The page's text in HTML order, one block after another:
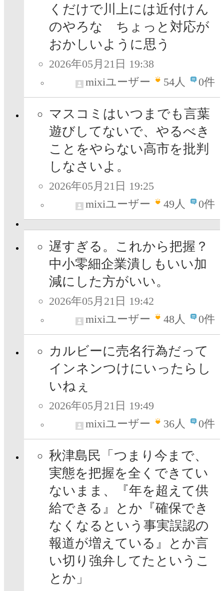
くだけで川上には近付けん
のやろな ちょっと対応が
おかしいように思う
2026年05月21日 19:38
mixiユーザー
54人 0件
マスコミはいつまでも言葉
遊びしてないで、やるべき
ことをやらない高市を批判
しなさいよ。
2026年05月21日 19:25
mixiユーザー
49人 0件
遅すぎる。これから把握？
中小零細企業潰しもいい加
減にした方がいい。
2026年05月21日 19:42
mixiユーザー
48人 0件
カルビーに売名行為だって
インネンつけにいったらし
いねぇ
2026年05月21日 19:49
mixiユーザー
36人 0件
秋津島民「つまり今まで、
実態を把握を全くできてい
ないまま、『年を超えて供
給できる』とか『確保でき
なくなるという事実誤認の
報道が増えている』とか言
い切り強弁してたというこ
とか」